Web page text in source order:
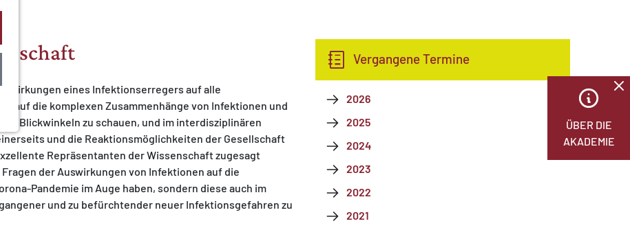
eines Infektionserregers auf alle
auf die komplexen Zusammenhänge von Infektionen und
Blickwinkeln zu schauen, und im interdisziplinären
und die Reaktionsmöglichkeiten der Gesellschaft
Repräsentanten der Wissenschaft zugesagt
der Auswirkungen von Infektionen auf die
Pandemie im Auge haben, sondern diese auch im
und zu befürchtender neuer Infektionsgefahren zu
Vergangene Termine
2026
2025
2024
2023
2022
2021
ÜBER DIE
AKADEMIE